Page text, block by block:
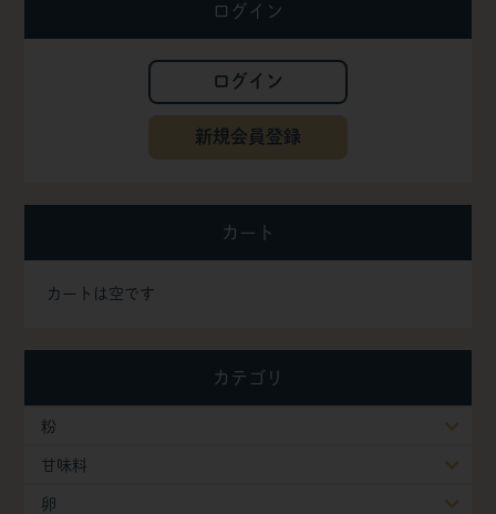
ログイン
ログイン
新規会員登録
カート
カートは空です
カテゴリ
粉
甘味料
卵